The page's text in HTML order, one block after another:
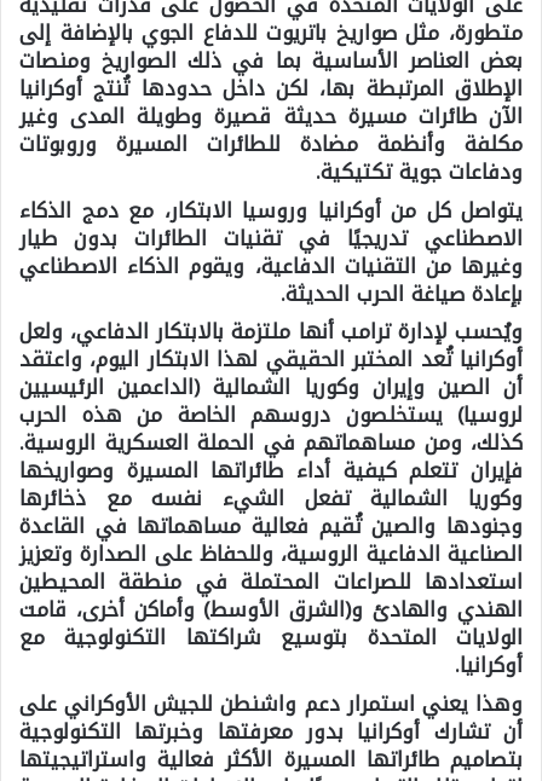
متطورة، مثل صواريخ باتريوت للدفاع الجوي بالإضافة إلى
بعض العناصر الأساسية بما في ذلك الصواريخ ومنصات
الإطلاق المرتبطة بها، لكن داخل حدودها تُنتج أوكرانيا
الآن طائرات مسيرة حديثة قصيرة وطويلة المدى وغير
مكلفة وأنظمة مضادة للطائرات المسيرة وروبوتات
ودفاعات جوية تكتيكية.
يتواصل كل من أوكرانيا وروسيا الابتكار، مع دمج الذكاء
الاصطناعي تدريجيًا في تقنيات الطائرات بدون طيار
وغيرها من التقنيات الدفاعية، ويقوم الذكاء الاصطناعي
بإعادة صياغة الحرب الحديثة.
ويُحسب لإدارة ترامب أنها ملتزمة بالابتكار الدفاعي، ولعل
أوكرانيا تُعد المختبر الحقيقي لهذا الابتكار اليوم، واعتقد
أن الصين وإيران وكوريا الشمالية (الداعمين الرئيسيين
لروسيا) يستخلصون دروسهم الخاصة من هذه الحرب
كذلك، ومن مساهماتهم في الحملة العسكرية الروسية.
فإيران تتعلم كيفية أداء طائراتها المسيرة وصواريخها
وكوريا الشمالية تفعل الشيء نفسه مع ذخائرها
وجنودها والصين تُقيم فعالية مساهماتها في القاعدة
الصناعية الدفاعية الروسية، وللحفاظ على الصدارة وتعزيز
استعدادها للصراعات المحتملة في منطقة المحيطين
الهندي والهادئ و(الشرق الأوسط) وأماكن أخرى، قامت
الولايات المتحدة بتوسيع شراكتها التكنولوجية مع
أوكرانيا.
وهذا يعني استمرار دعم واشنطن للجيش الأوكراني على
أن تشارك أوكرانيا بدور معرفتها وخبرتها التكنولوجية
بتصاميم طائراتها المسيرة الأكثر فعالية واستراتيجيتها